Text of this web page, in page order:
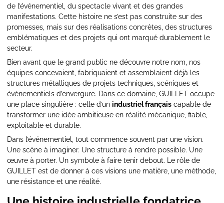
de l’événementiel, du spectacle vivant et des grandes
manifestations. Cette histoire ne s’est pas construite sur des
promesses, mais sur des réalisations concrètes, des structures
emblématiques et des projets qui ont marqué durablement le
secteur.
Bien avant que le grand public ne découvre notre nom, nos
équipes concevaient, fabriquaient et assemblaient déjà les
structures métalliques de projets techniques, scéniques et
événementiels d’envergure. Dans ce domaine, GUILLET occupe
une place singulière : celle d’un industriel français capable de
transformer une idée ambitieuse en réalité mécanique, fiable,
exploitable et durable.
Dans l’événementiel, tout commence souvent par une vision.
Une scène à imaginer. Une structure à rendre possible. Une
œuvre à porter. Un symbole à faire tenir debout. Le rôle de
GUILLET est de donner à ces visions une matière, une méthode,
une résistance et une réalité.